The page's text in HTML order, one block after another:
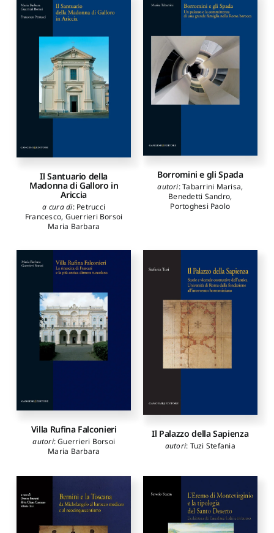
Il Santuario della
Madonna di Galloro in
Ariccia
a cura di: Petrucci
Francesco, Guerrieri Borsoi
Maria Barbara
Borromini e gli Spada
autori:Tabarrini Marisa,
Benedetti Sandro,
Portoghesi Paolo
Villa Rufina Falconieri
autori:Guerrieri Borsoi
Maria Barbara
Il Palazzo della Sapienza
autori: Tuzi Stefania